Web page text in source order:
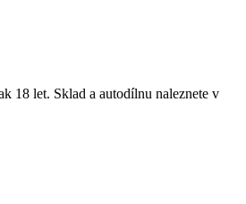
18 let. Sklad a autodílnu naleznete v